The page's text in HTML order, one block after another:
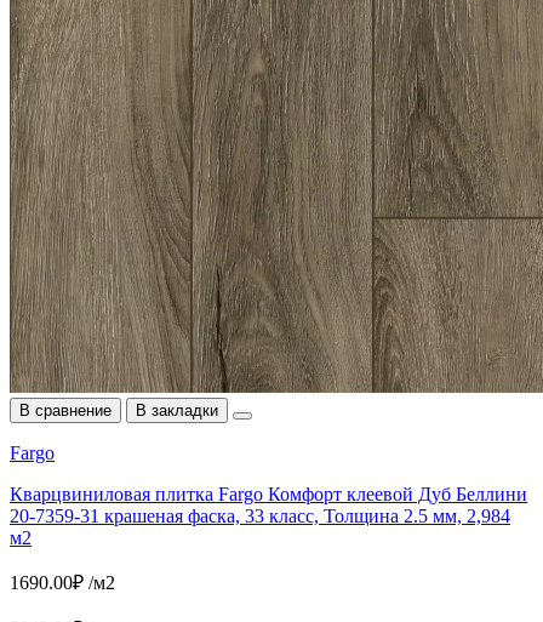
В сравнение В закладки
Fargo
Кварцвиниловая плитка Fargo Комфорт клеевой Дуб Беллини
20-7359-31 крашеная фаска, 33 класс, Толщина 2.5 мм, 2,984
м2
1690.00₽ /м2